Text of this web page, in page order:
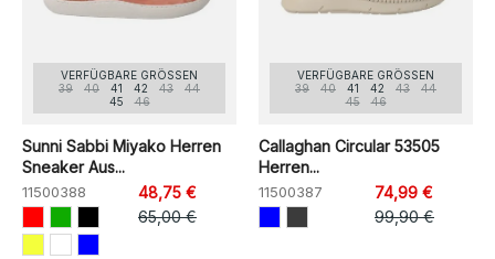
VERFÜGBARE GRÖSSEN
39
40 41 42 43
44
45
46
Sunni Sabbi Miyako Herren
Sneaker Aus...
11500388
48,75 €
65,00 €
VERFÜGBARE GRÖSSEN
39
40 41 42 43
44
45
46
Callaghan Circular 53505
Herren...
11500387
74,99 €
99,90 €